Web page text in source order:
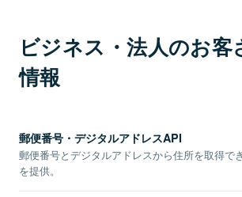
ビジネス・法人のお客
情報
郵便番号・デジタルアドレスAPI
郵便番号とデジタルアドレスから住所を取得で
を提供。